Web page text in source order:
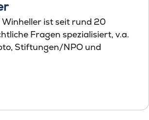
ist seit rund 20
Fragen spezialisiert, v.a.
Stiftungen/NPO und